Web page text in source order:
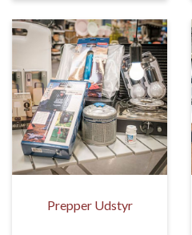
Prepper Udstyr